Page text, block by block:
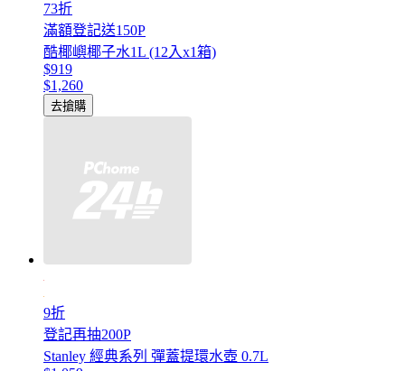
73折
滿額登記送150P
酷椰嶼椰子水1L (12入x1箱)
$919
$1,260
去搶購
9折
登記再抽200P
Stanley 經典系列 彈蓋提環水壺 0.7L